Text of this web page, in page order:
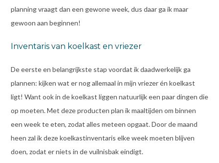
planning vraagt dan een gewone week, dus daar ga ik maar
gewoon aan beginnen!
Inventaris van koelkast en vriezer
De eerste en belangrijkste stap voordat ik daadwerkelijk ga
plannen: kijken wat er nog allemaal in mijn vriezer én koelkast
ligt! Want ook in de koelkast liggen natuurlijk een paar dingen die
op moeten. Met deze producten plan ik maaltijden om binnen
een week te eten, zodat alles meteen opgaat. Door de maand
heen zal ik deze koelkastinventaris elke week moeten blijven
doen, zodat er niets in de vuilnisbak eindigt.